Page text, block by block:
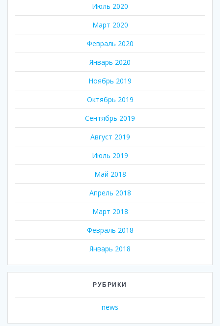
Июль 2020
Март 2020
Февраль 2020
Январь 2020
Ноябрь 2019
Октябрь 2019
Сентябрь 2019
Август 2019
Июль 2019
Май 2018
Апрель 2018
Март 2018
Февраль 2018
Январь 2018
РУБРИКИ
news